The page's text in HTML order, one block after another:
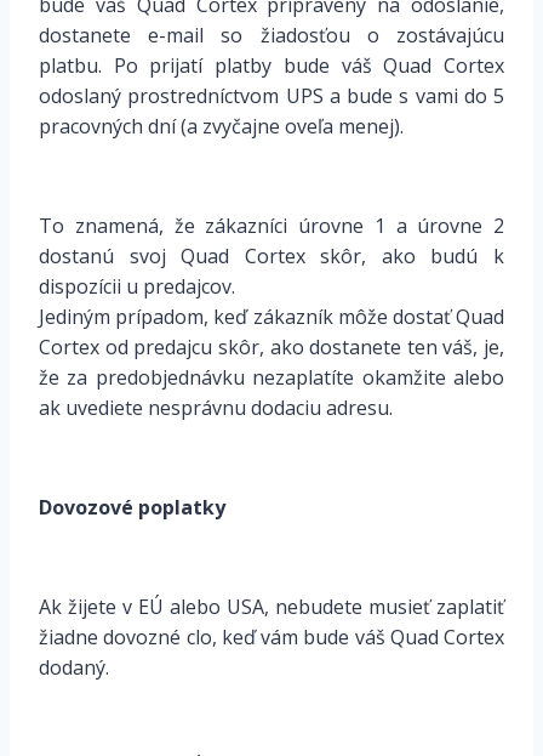
dostanete e-mail so žiadosťou o zostávajúcu
platbu. Po prijatí platby bude váš Quad Cortex
odoslaný prostredníctvom UPS a bude s vami do 5
pracovných dní (a zvyčajne oveľa menej).
To znamená, že zákazníci úrovne 1 a úrovne 2
dostanú svoj Quad Cortex skôr, ako budú k
dispozícii u predajcov.
Jediným prípadom, keď zákazník môže dostať Quad
Cortex od predajcu skôr, ako dostanete ten váš, je,
že za predobjednávku nezaplatíte okamžite alebo
ak uvediete nesprávnu dodaciu adresu.
Dovozové poplatky
Ak žijete v EÚ alebo USA, nebudete musieť zaplatiť
žiadne dovozné clo, keď vám bude váš Quad Cortex
dodaný.